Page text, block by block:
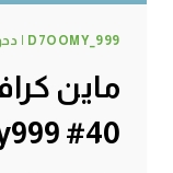
D7OOMY_999 | دحومي٩٩٩
40# Minecraft : d7oomy999